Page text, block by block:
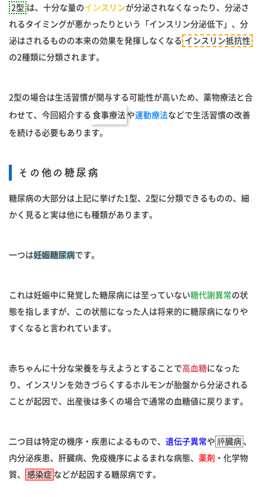
2型 は、十分な量のインスリンが分泌されなくなったり、分泌さ
れるタイミングが悪かったりという「インスリン分泌低下」、分
泌はされるものの本来の効果を発揮しなくなる インスリン抵抗性
の2種類に分類されます。
2型の場合は生活習慣が関与する可能性が高いため、薬物療法と合
わせて、今回紹介する 食事療法 や運動療法などで生活習慣の改善
を続ける必要もあります。
その他の糖尿病
糖尿病の大部分は上記に挙げた1型、2型に分類できるものの、細
かく見ると実は他にも種類があります。
一つは妊娠糖尿病です。
これは妊娠中に発覚した糖尿病には至っていない糖代謝異常の状
態を指しますが、この状態になった人は将来的に糖尿病になりや
すくなると言われています。
赤ちゃんに十分な栄養を与えようとすることで高血糖になった
り、インスリンを効きづらくするホルモンが胎盤から分泌される
ことが起因で、出産後は多くの場合で通常の血糖値に戻ります。
二つ目は特定の機序・疾患によるもので、 遺伝子異常や 膵臓病 、
内分泌疾患、肝臓病、免疫機序によるまれな病態、 薬剤
・化学物
質、
感染症 などが起因する糖尿病です。